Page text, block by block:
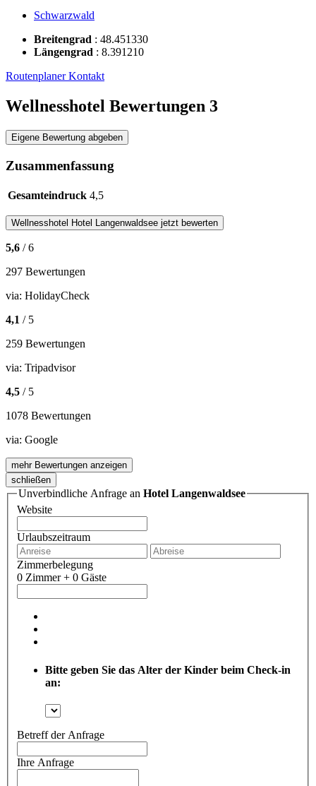
Schwarzwald
Breitengrad : 48.451330
Längengrad : 8.391210
RoutenplanerKontakt
Wellnesshotel Bewertungen 3
Eigene Bewertung abgeben
Zusammenfassung
Gesamteindruck 4,5
Wellnesshotel Hotel Langenwaldsee jetzt bewerten
5,6 / 6
297 Bewertungen
via: HolidayCheck
4,1 / 5
259 Bewertungen
via: Tripadvisor
4,5 / 5
1078 Bewertungen
via: Google
mehr Bewertungen anzeigen
schließen
Unverbindliche Anfrage an Hotel Langenwaldsee
Website
Urlaubszeitraum
Zimmerbelegung
0 Zimmer + 0 Gäste
Bitte geben Sie das Alter der Kinder beim Check-in
an:
Betreff der Anfrage
Ihre Anfrage